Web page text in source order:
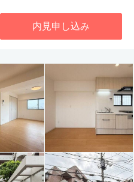
内見申し込み